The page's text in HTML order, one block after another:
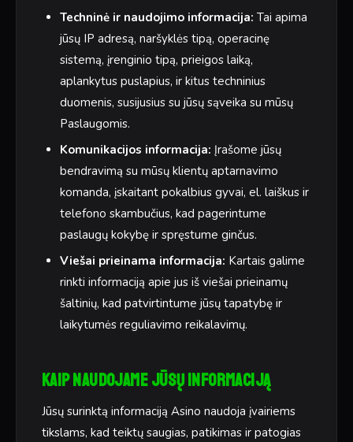
Techninė ir naudojimo informacija: Tai apima
jūsų IP adresą, naršyklės tipą, operacinę
sistemą, įrenginio tipą, prieigos laiką,
aplankytus puslapius, ir kitus techninius
duomenis, susijusius su jūsų sąveika su mūsų
Paslaugomis.
Komunikacijos informacija: Įrašome jūsų
bendravimą su mūsų klientų aptarnavimo
komanda, įskaitant pokalbius gyvai, el. laiškus ir
telefono skambučius, kad pagerintume
paslaugų kokybę ir spręstume ginčus.
Viešai prieinama informacija: Kartais galime
rinkti informaciją apie jus iš viešai prieinamų
šaltinių, kad patvirtintume jūsų tapatybę ir
laikytumės reguliavimo reikalavimų.
Kaip naudojame jūsų informaciją
Jūsų surinktą informaciją Asino naudoja įvairiems
tikslams, kad teiktų saugias, patikimas ir patogias